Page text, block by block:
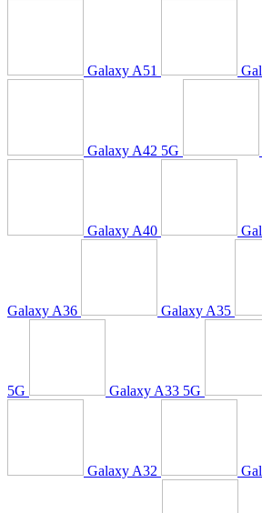
Galaxy A51
Galaxy A42 5G
Galaxy A40
Galaxy A36 Galaxy A35
5G Galaxy A33 5G
Galaxy A32